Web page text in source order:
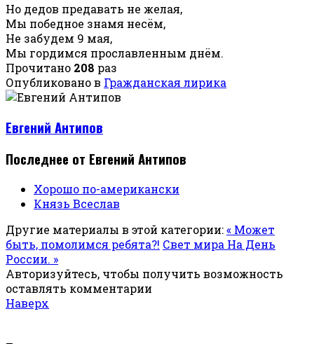
Но дедов предавать не желая,
Мы победное знамя несём,
Не забудем 9 мая,
Мы гордимся прославленным днём.
Прочитано 208 раз
Опубликовано в Гражданская лирика
Евгений Антипов
Последнее от Евгений Антипов
Хорошо по-американски
Князь Всеслав
Другие материалы в этой категории:« Может
быть, помолимся ребята?! Свет мира На День
России. »
Авторизуйтесь, чтобы получить возможность
оставлять комментарии
Наверх